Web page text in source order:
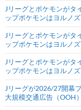
Jリーグとポケモンがタ
ップポケモンはヨルノ
Jリーグとポケモンがタ
ップポケモンはヨルノ
Jリーグとポケモンがタ
ップポケモンはヨルノ
Jリーグが2026/27開幕
大規模交通広告（OOH